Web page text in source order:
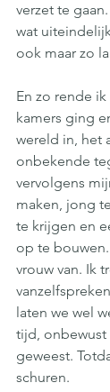
verzet te
wat
ook maar zo
En zo rende
kamers ging
wereld in, het
onbekende
vervolgens
maken, jong
te krijgen en
op te
vrouw van. Ik
laten we wel
tijd,
geweest.
schuren.